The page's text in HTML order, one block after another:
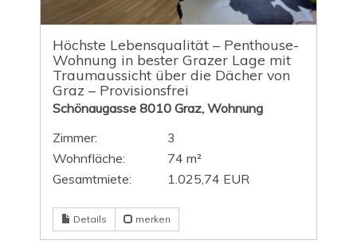
Höchste Lebensqualität – Penthouse-
Wohnung in bester Grazer Lage mit
Traumaussicht über die Dächer von
Graz – Provisionsfrei
Schönaugasse 8010 Graz, Wohnung
Zimmer:
3
Wohnfläche:
74 m²
Gesamtmiete:
1.025,74 EUR
Details merken